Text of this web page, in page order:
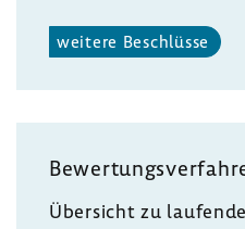
weitere Beschlüsse
Über­sicht zu